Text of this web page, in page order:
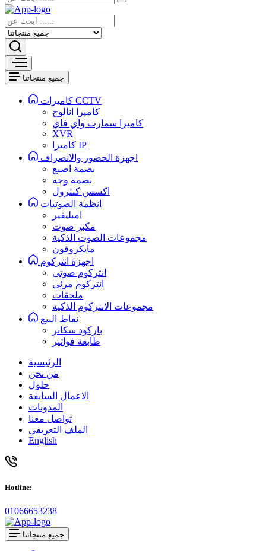
جميع منتجاتنا
كاميرات CCTV
كاميرا انالوج
كاميرا سمارت واي فاي
XVR
كاميرا IP
اجهزة الحضور والانصراف
بصمة اصبع
بصمة وجه
اكسس كنترول
انظمة الصوتيات
امبليفير
مكبر صوت
مجموعات الصوت الذكية
مايكروفون
اجهزة انتركوم
انتركوم صوتي
انتركوم مرئي
ملحقات
مجموعات الانتركوم الذكية
نقاط البيع
باركود سكانر
طابعة فواتير
الرئيسية
من نحن
حلول
الاعمال السابقة
المدونات
تواصل معنا
الملف التعريفي
English
Hotline:
01066653238
جميع منتجاتنا